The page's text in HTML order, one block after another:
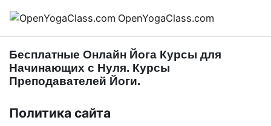
OpenYogaClass.com
Бесплатные Онлайн Йога Курсы для
Начинающих с Нуля. Курсы
Преподавателей Йоги.
Политика сайта